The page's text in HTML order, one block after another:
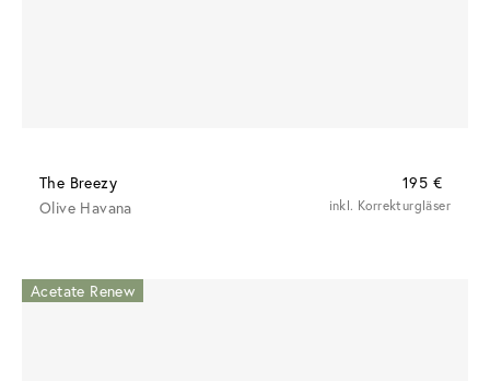
The Breezy
195 €
Olive Havana
inkl. Korrekturgläser
Acetate Renew